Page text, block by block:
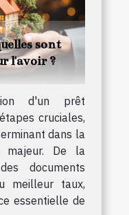
sont
l'avoir ?
d'un prêt
cruciales,
dans la
majeur. De la
documents
meilleur taux,
essentielle de